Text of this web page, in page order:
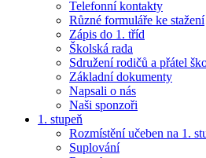
Telefonní kontakty
Různé formuláře ke stažení
Zápis do 1. tříd
Školská rada
Sdružení rodičů a přátel
Základní dokumenty
Napsali o nás
Naši sponzoři
1. stupeň
Rozmístění učeben na 1.
Suplování